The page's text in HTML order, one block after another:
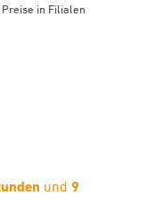
in Filialen
und 9